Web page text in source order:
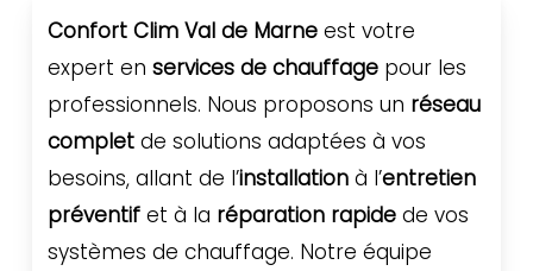
Confort Clim Val de Marne est votre
expert enservices de chauffage pour les
professionnels. Nous proposons un réseau
complet de solutions adaptées à vos
besoins, allant de l’installation à l’entretien
préventif et à la réparation rapide de vos
systèmes de chauffage. Notre équipe